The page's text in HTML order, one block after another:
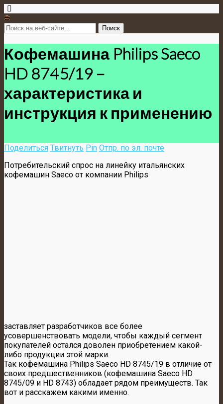
Кофемашина Philips Saeco
HD 8745/19 –
характеристика и
инструкция к применению
Поделиться Твитнуть Pin Отпр. по эл. почте
Потребительский спрос на линейку итальянских
кофемашин Saeco от компании Philips
заставляет разработчиков все более
усовершенствовать модели, чтобы каждый сегмент
покупателей остался доволен приобретением какой-
либо продукции этой марки.
Так кофемашина Philips Saeco HD 8745/19 в отличие от
своих предшественников (кофемашина Saeco HD
8745/09 и HD 8743) обладает рядом преимуществ. Так
вот и расскажем какими именно.